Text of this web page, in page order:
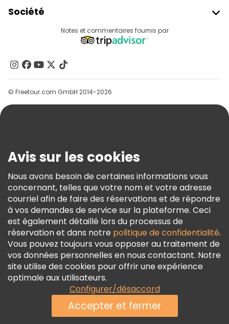
Connexion Du Fournisseur
Programme D’affiliation
Société
Contactez-Nous
Groupes
Aide
Conditions Générales Et Mentions Légales
Politique En Matière De Cookies
Freetour Prix
Programme De Fidélité
Notes et commentaires fournis par
© Freetour.com GmbH 2014-2026
Avis sur les cookies
Nous avons besoin de certaines informations vous
concernant, telles que votre nom et votre adresse
courriel afin de faire des réservations et de répondre
à vos demandes de service sur la plateforme. Ceci
est également détaillé lors du processus de
réservation et dans notre politique de confidentialité.
Vous pouvez toujours vous opposer au traitement de
vos données personnelles en nous contactant. Notre
site utilise des cookies pour offrir une expérience
optimale aux utilisateurs.
Configurer/désaccord
Accepter et fermer